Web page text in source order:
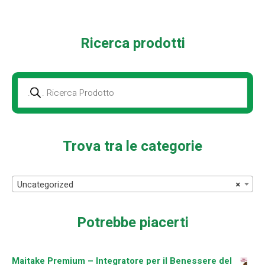
Ricerca prodotti
Prodotti
della
ricerca
Trova tra le categorie
×
Uncategorized
Potrebbe piacerti
Maitake Premium – Integratore per il Benessere del